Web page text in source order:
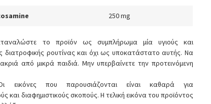
250 mg
το προϊόν ως συμπλήρωμα μία υγιούς και
διατροφικής ρουτίνας και όχι ως υποκατάστατο αυτής. Να
από μικρά παιδιά. Μην υπερβαίνετε την προτεινόμενη
εικόνες που παρουσιάζονται είναι καθαρά για
και διαφημιστικούς σκοπούς. Η τελική εικόνα του προϊόντος